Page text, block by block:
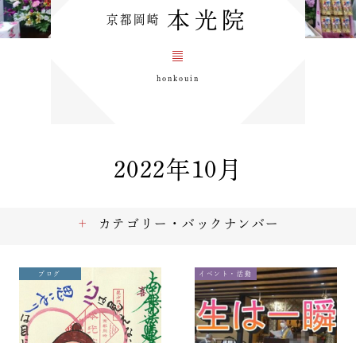
京都岡崎 本光院
honkouin
2022年10月
ブログ イベント・活動
カテゴリー・バックナンバー